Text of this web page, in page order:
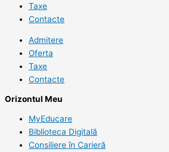
Taxe
Contacte
Admitere
Oferta
Taxe
Contacte
Orizontul Meu
MyEducare
Biblioteca Digitală
Consiliere în Carieră